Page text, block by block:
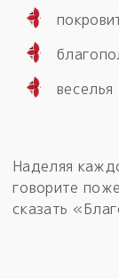
веселья
Наделяя
говорите
сказать